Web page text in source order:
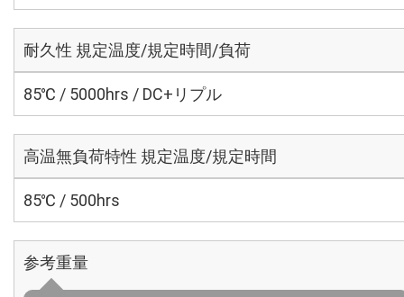
耐久性 規定温度/規定時間/負荷
85℃ / 5000hrs / DC+リプル
高温無負荷特性 規定温度/規定時間
85℃ / 500hrs
参考重量